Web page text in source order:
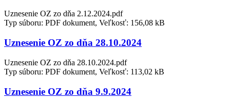
Uznesenie OZ zo dňa 2.12.2024.pdf
Typ súboru: PDF dokument, Veľkosť: 156,08 kB
Uznesenie OZ zo dňa 28.10.2024
Uznesenie OZ zo dňa 28.10.2024.pdf
Typ súboru: PDF dokument, Veľkosť: 113,02 kB
Uznesenie OZ zo dňa 9.9.2024